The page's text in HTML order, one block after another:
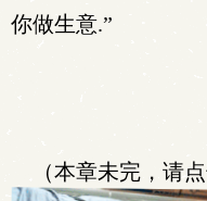
你做生意.”
（本章未完，请点